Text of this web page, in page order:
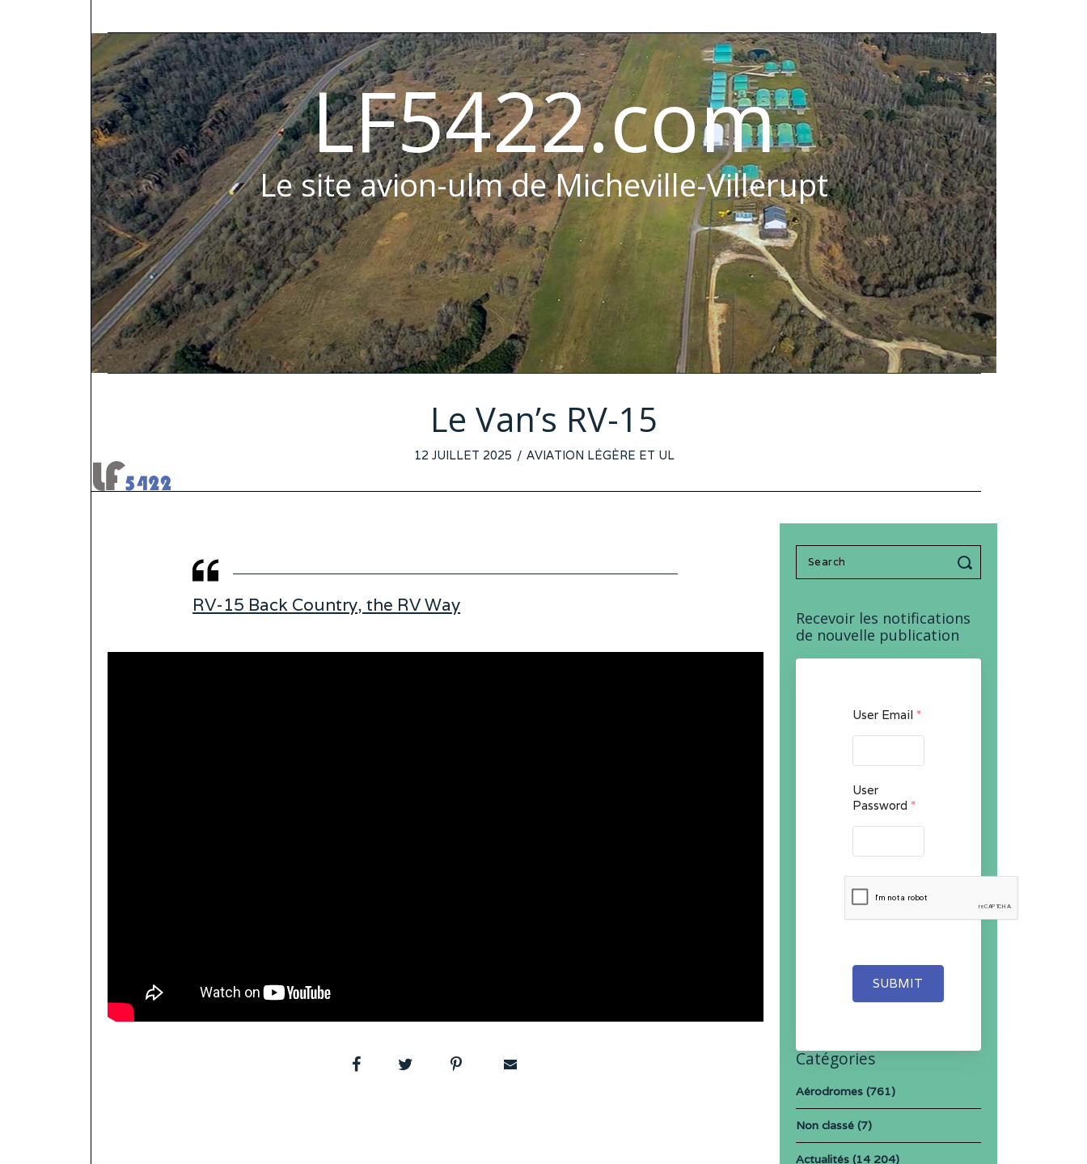
LF5422.com
Le site avion-ulm de Micheville-Villerupt
Le Van’s RV-15
POSTED
12 JUILLET 2025 9
2025
AVIATION LÉGÈRE ET UL
RV-15 Back Country, the RV Way
Search
for:
Recevoir les notifications
de nouvelle publication
User Email *
User
Password *
SUBMIT
Catégories
Aérodromes(761)
Non classé(7)
Actualités(14 204)